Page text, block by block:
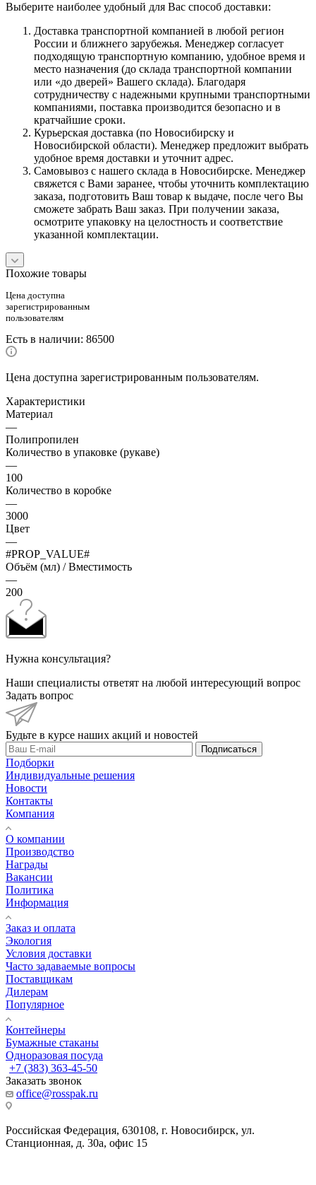
Выберите наиболее удобный для Вас способ доставки:
Доставка транспортной компанией в любой регион
России и ближнего зарубежья. Менеджер согласует
подходящую транспортную компанию, удобное время и
место назначения (до склада транспортной компании
или «до дверей» Вашего склада). Благодаря
сотрудничеству с надежными крупными транспортными
компаниями, поставка производится безопасно и в
кратчайшие сроки.
Курьерская доставка (по Новосибирску и
Новосибирской области). Менеджер предложит выбрать
удобное время доставки и уточнит адрес.
Самовывоз с нашего склада в Новосибирске. Менеджер
свяжется с Вами заранее, чтобы уточнить комплектацию
заказа, подготовить Ваш товар к выдаче, после чего Вы
сможете забрать Ваш заказ. При получении заказа,
осмотрите упаковку на целостность и соответствие
указанной комплектации.
Похожие товары
Цена доступна
зарегистрированным
пользователям
Есть в наличии: 86500
Цена доступна зарегистрированным пользователям.
Характеристики
Материал
—
Полипропилен
Количество в упаковке (рукаве)
—
100
Количество в коробке
—
3000
Цвет
—
#PROP_VALUE#
Объём (мл) / Вместимость
—
200
Нужна консультация?
Наши специалисты ответят на любой интересующий вопрос
Задать вопрос
Будьте в курсе наших акций и новостей
Подписаться
Подборки
Индивидуальные решения
Новости
Контакты
Компания
О компании
Производство
Награды
Вакансии
Политика
Информация
Заказ и оплата
Экология
Условия доставки
Часто задаваемые вопросы
Поставщикам
Дилерам
Популярное
Контейнеры
Бумажные стаканы
Одноразовая посуда
+7 (383) 363-45-50
Заказать звонок
office@rosspak.ru
Российская Федерация, 630108, г. Новосибирск, ул.
Станционная, д. 30а, офис 15